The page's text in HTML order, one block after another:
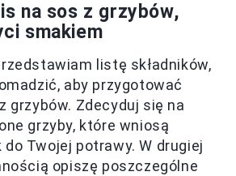
na sos z grzybów,
smakiem
listę składników,
aby przygotować
grzybów. Zdecyduj się na
grzyby, które wniosą
Twojej potrawy. W drugiej
opiszę poszczególne